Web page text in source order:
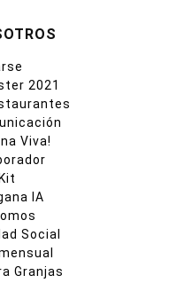
2021
Viva!
IA
Social
Granjas